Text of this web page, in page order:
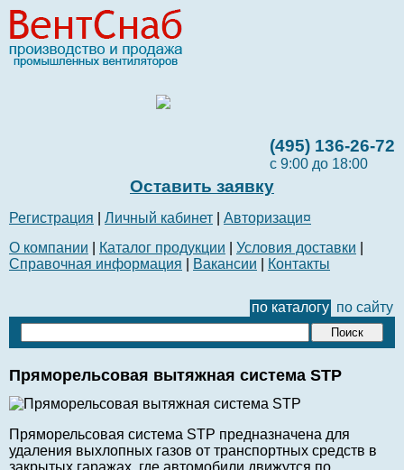
(495) 136-26-72
с 9:00 до 18:00
Оставить заявку
Регистрация Личный кабинет
Авторизаци¤
О компании
Каталог продукции Условия доставки
Справочная информация
Вакансии Контакты
по каталогу по сайту
Пряморельсовая вытяжная система STP
Пряморельсовая система STP предназначена для
удаления выхлопных газов от транспортных средств в
закрытых гаражах, где автомобили движутся по